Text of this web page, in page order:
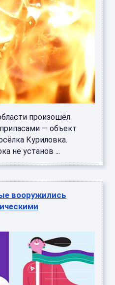
произошёл
— объект
Куриловка.
не установ ...
вооружились